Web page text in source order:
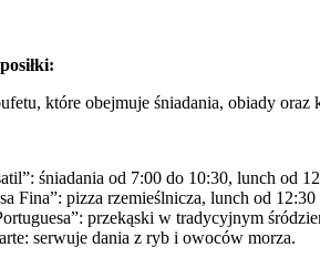
które obejmuje śniadania, obiady
śniadania od 7:00 do 10:30, lunch od
Fina”: pizza rzemieślnicza, lunch od
przekąski w tradycyjnym
serwuje dania z ryb i owoców morza.